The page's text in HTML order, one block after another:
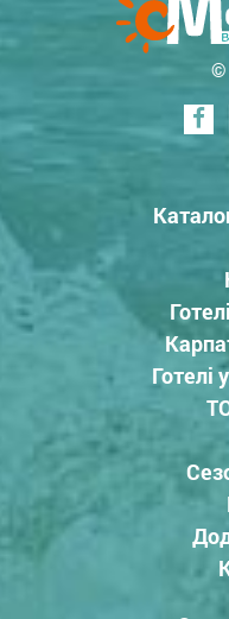
©
Готелі